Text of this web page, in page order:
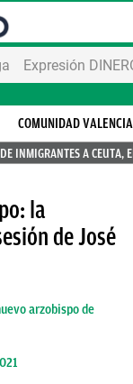
Expresión
COMUNIDAD
INMIGRANTES A CEUTA,
la
de José
arzobispo de